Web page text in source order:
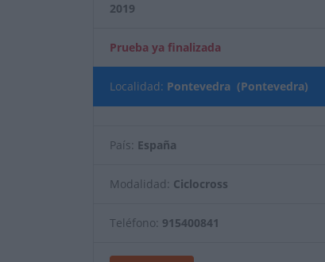
2019
Prueba ya finalizada
Localidad: Pontevedra (Pontevedra)
País: España
Modalidad: Ciclocross
Teléfono: 915400841